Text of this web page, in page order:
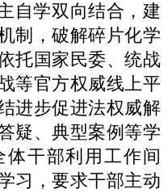
学双向结合，建
制，破解碎片化学
托国家民委、统战
等官方权威线上平
进步促进法权威解
疑、典型案例等学
体干部利用工作间
习，要求干部主动